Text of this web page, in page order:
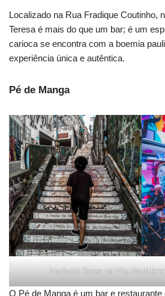
Localizado na Rua Fradique Coutinho,
Teresa é mais do que um bar; é um
carioca se encontra com a boemia
experiência única e autêntica.
Pé de Manga
Incríveis Bares na Vila
O Pé de Manga é um bar e